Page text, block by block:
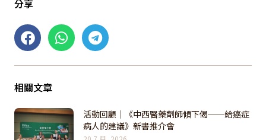
分享
相關文章
活動回顧｜《中西醫藥劑師傾下偈──給癌症
病人的建議》新書推介會